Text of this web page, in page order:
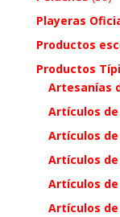
Playeras
Productos
Productos
Artesanías
Artículos
Artículos
Artículos de
Artículos
Artículos de